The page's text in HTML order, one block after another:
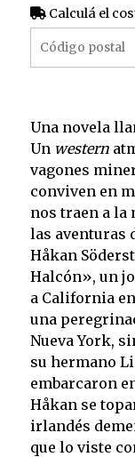
Calculá el
Una novela
Un western
vagones
conviven en
nos traen a la
las aventuras
Håkan
Halcón», un
a California
una
Nueva York,
su hermano
embarcaron
Håkan se
irlandés
que lo viste